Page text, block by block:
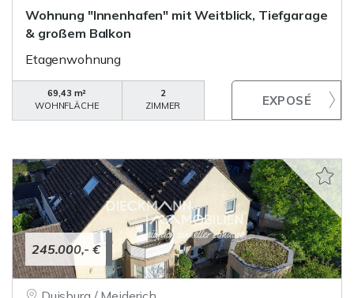
Wohnung "Innenhafen" mit Weitblick, Tiefgarage
& großem Balkon
Etagenwohnung
69,43 m²
WOHNFLÄCHE
2
ZIMMER
245.000,- €